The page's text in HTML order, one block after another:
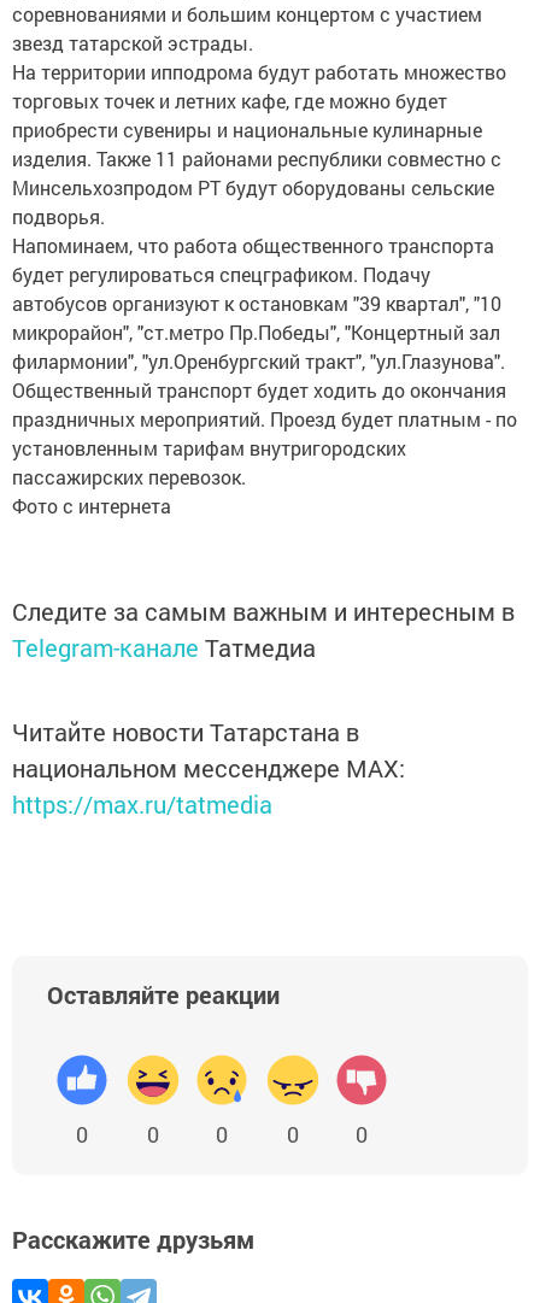
соревнованиями и большим концертом с участием
звезд татарской эстрады.
На территории ипподрома будут работать множество
торговых точек и летних кафе, где можно будет
приобрести сувениры и национальные кулинарные
изделия. Также 11 районами республики совместно с
Минсельхозпродом РТ будут оборудованы сельские
подворья.
Напоминаем, что работа общественного транспорта
будет регулироваться спецграфиком. Подачу
автобусов организуют к остановкам "39 квартал", "10
микрорайон", "ст.метро Пр.Победы", "Концертный зал
филармонии", "ул.Оренбургский тракт", "ул.Глазунова".
Общественный транспорт будет ходить до окончания
праздничных мероприятий. Проезд будет платным - по
установленным тарифам внутригородских
пассажирских перевозок.
Фото с интернета
Следите за самым важным и интересным в
Telegram-канале Татмедиа
Читайте новости Татарстана в
национальном мессенджере MАХ:
https://max.ru/tatmedia
Оставляйте реакции
0 0 0 0 0
Расскажите друзьям